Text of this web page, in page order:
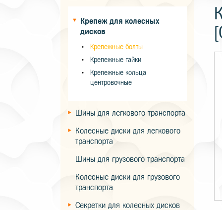
Крепеж для колесных
дисков
Крепежные болты
Крепежные гайки
Крепежные кольца
центровочные
Шины для легкового транспорта
Колесные диски для легкового
транспорта
Шины для грузового транспорта
Колесные диски для грузового
транспорта
Секретки для колесных дисков